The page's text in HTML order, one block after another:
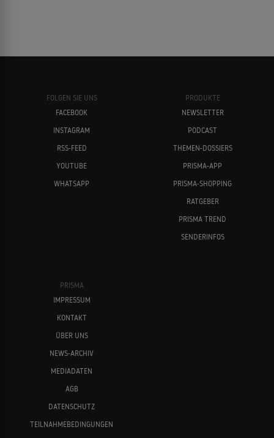
FOLGEN SIE UNS
FACEBOOK
INSTAGRAM
RSS-FEED
YOUTUBE
WHATSAPP
PRODUKTE
NEWSLETTER
PODCAST
THEMEN-DOSSIERS
PRISMA-APP
PRISMA-SHOPPING
RATGEBER
PRISMA TREND
SENDERINFOS
PRISMA
IMPRESSUM
KONTAKT
ÜBER UNS
NEWS-ARCHIV
MEDIADATEN
AGB
DATENSCHUTZ
TEILNAHMEBEDINGUNGEN